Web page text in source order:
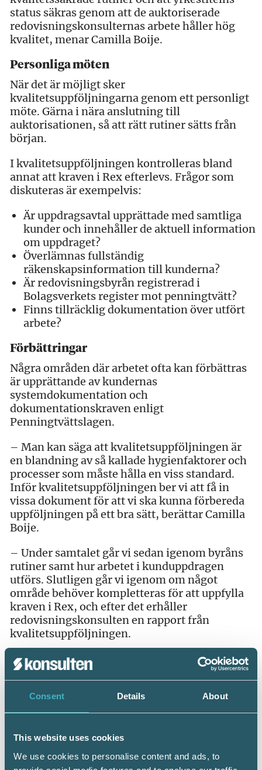
Consent Details About
This website uses cookies
We use cookies to personalise content and ads, to
status säkras genom att de auktoriserade
redovisningskonsulternas arbete håller hög
kvalitet, menar Camilla Boije.
Personliga möten
När det är möjligt sker
kvalitetsuppföljningarna genom ett personligt
möte. Gärna i nära anslutning till
auktorisationen, så att rätt rutiner sätts från
början.
I kvalitetsuppföljningen kontrolleras bland
annat att kraven i Rex efterlevs. Frågor som
diskuteras är exempelvis:
Är uppdragsavtal upprättade med samtliga
kunder och innehåller de aktuell information
om uppdraget?
Överlämnas fullständig
räkenskapsinformation till kunderna?
Är redovisningsbyrån registrerad i
Bolagsverkets register mot penningtvätt?
Finns tillräcklig dokumentation över utfört
arbete?
Förbättringar
Några områden där arbetet ofta kan förbättras
är upprättande av kundernas
systemdokumentation och
dokumentationskraven enligt
Penningtvättslagen.
– Man kan säga att kvalitetsuppföljningen är
en blandning av så kallade hygienfaktorer och
processer som måste hålla en viss standard.
Inför kvalitetsuppföljningen ber vi att få in
vissa dokument för att vi ska kunna förbereda
uppföljningen på ett bra sätt, berättar Camilla
Boije.
– Under samtalet går vi sedan igenom byråns
rutiner samt hur arbetet i kunduppdragen
utförs. Slutligen går vi igenom om något
område behöver kompletteras för att uppfylla
kraven i Rex, och efter det erhåller
redovisningskonsulten en rapport från
kvalitetsuppföljningen.
– Personligen kan jag inte tänka mig ett mer
stimulerande uppdrag än att stötta våra
avslutar Camilla Boije.